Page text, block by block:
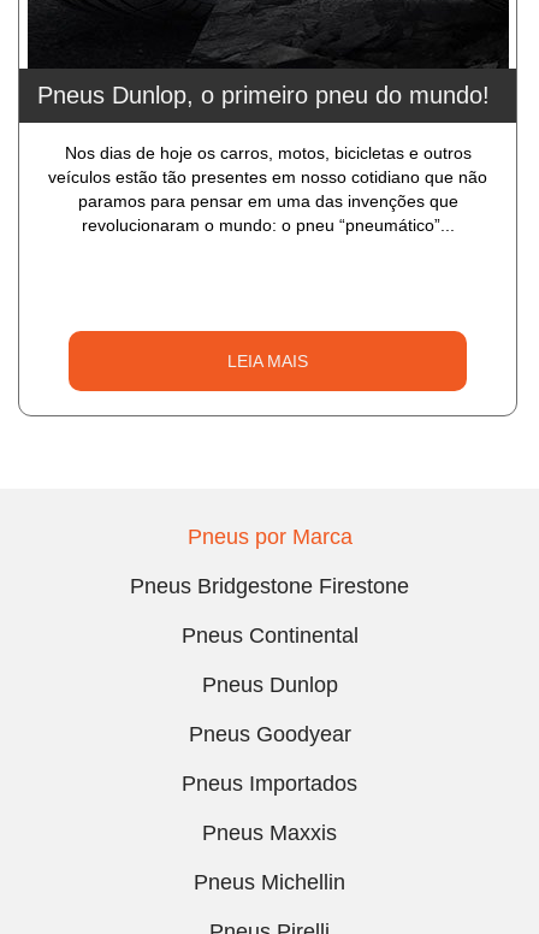
Pneus Dunlop, o primeiro pneu do mundo!
Nos dias de hoje os carros, motos, bicicletas e outros
veículos estão tão presentes em nosso cotidiano que não
paramos para pensar em uma das invenções que
revolucionaram o mundo: o pneu “pneumático”...
LEIA MAIS
Pneus por Marca
Pneus Bridgestone Firestone
Pneus Continental
Pneus Dunlop
Pneus Goodyear
Pneus Importados
Pneus Maxxis
Pneus Michellin